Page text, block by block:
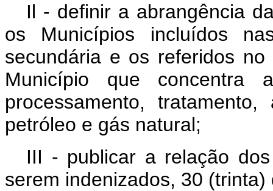
Il - definir a abrangência
os Municípios incluídos
secundária e os referidos
Município que concentra
processamento,
petróleo e gás natural;
III - publicar a relação
serem indenizados, 30